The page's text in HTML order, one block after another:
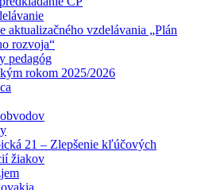
aktualizačného vzdelávania „Plán
rozvoja“
pedagóg
rokom 2025/2026
21 – Zlepšenie kľúčových
žiakov